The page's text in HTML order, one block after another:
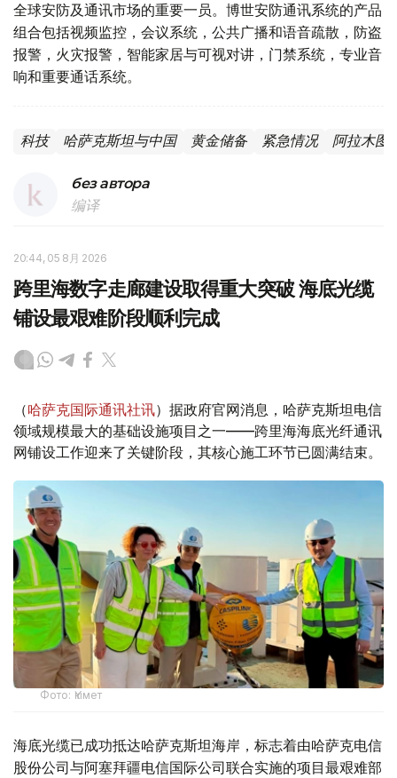
全球安防及通讯市场的重要一员。博世安防通讯系统的产品
组合包括视频监控，会议系统，公共广播和语音疏散，防盗
报警，火灾报警，智能家居与可视对讲，门禁系统，专业音
响和重要通话系统。
科技 哈萨克斯坦与中国 黄金储备 紧急情况 阿拉木图
без автора
编译
20:44, 05 8月 2026
跨里海数字走廊建设取得重大突破 海底光缆
铺设最艰难阶段顺利完成
（哈萨克国际通讯社讯）据政府官网消息，哈萨克斯坦电信
领域规模最大的基础设施项目之一——跨里海海底光纤通讯
网铺设工作迎来了关键阶段，其核心施工环节已圆满结束。
Фото: Үкімет
海底光缆已成功抵达哈萨克斯坦海岸，标志着由哈萨克电信
股份公司与阿塞拜疆电信国际公司联合实施的项目最艰难部